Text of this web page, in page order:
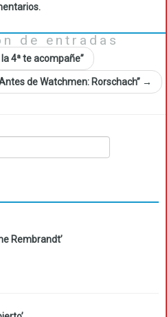
de entradas
4ª te acompañe”
de Watchmen: Rorschach” →
Rembrandt’